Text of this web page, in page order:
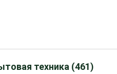
техника (461)